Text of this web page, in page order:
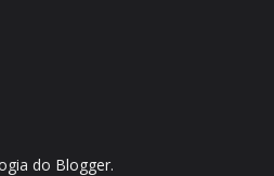
do Blogger.